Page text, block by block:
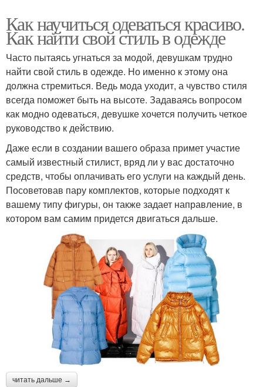
Как научиться одеваться красиво.
Как найти свой стиль в одежде
Часто пытаясь угнаться за модой, девушкам трудно
найти свой стиль в одежде. Но именно к этому она
должна стремиться. Ведь мода уходит, а чувство стиля
всегда поможет быть на высоте. Задаваясь вопросом
как модно одеваться, девушке хочется получить четкое
руководство к действию.
Даже если в создании вашего образа примет участие
самый известный стилист, вряд ли у вас достаточно
средств, чтобы оплачивать его услуги на каждый день.
Посоветовав пару комплектов, которые подходят к
вашему типу фигуры, он также задает направление, в
котором вам самим придется двигаться дальше.
читать дальше →